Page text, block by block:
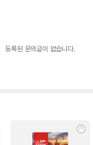
등록된 문의글이 없습니다.